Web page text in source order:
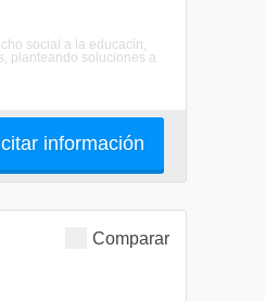
social a la educacin,
planteando soluciones a
información
Comparar